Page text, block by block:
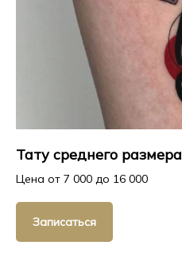
Тату среднего размера
Цена от 7 000 до 16 000
Записаться